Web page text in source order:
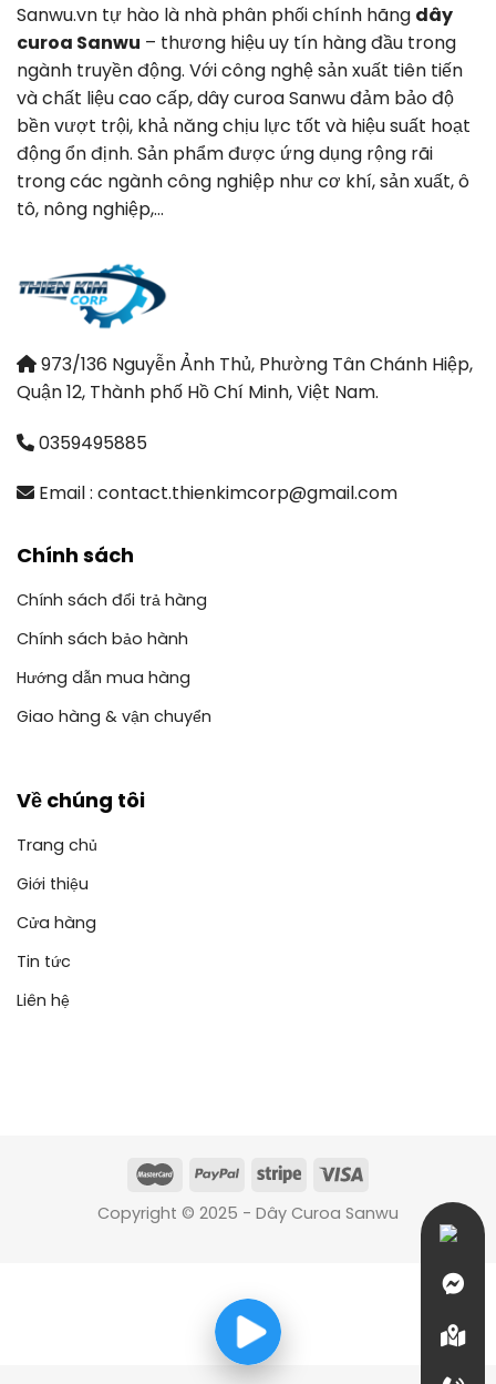
Sanwu.vn tự hào là nhà phân phối chính hãng dây
curoa Sanwu – thương hiệu uy tín hàng đầu trong
ngành truyền động. Với công nghệ sản xuất tiên tiến
và chất liệu cao cấp, dây curoa Sanwu đảm bảo độ
bền vượt trội, khả năng chịu lực tốt và hiệu suất hoạt
động ổn định. Sản phẩm được ứng dụng rộng rãi
trong các ngành công nghiệp như cơ khí, sản xuất, ô
tô, nông nghiệp,…
973/136 Nguyễn Ảnh Thủ, Phường Tân Chánh Hiệp,
Quận 12, Thành phố Hồ Chí Minh, Việt Nam.
0359495885
Email : contact.thienkimcorp@gmail.com
Chính sách
Chính sách đổi trả hàng
Chính sách bảo hành
Hướng dẫn mua hàng
Giao hàng & vận chuyển
Về chúng tôi
Trang chủ
Giới thiệu
Cửa hàng
Tin tức
Liên hệ
Copyright © 2025 - Dây Curoa Sanwu